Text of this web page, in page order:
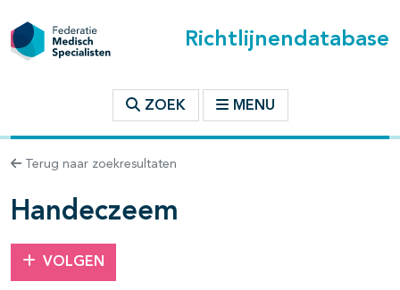
Richtlijnendatabase
ZOEK MENU
Terug naar zoekresultaten
Handeczeem
VOLGEN
binnen deze richtlijn